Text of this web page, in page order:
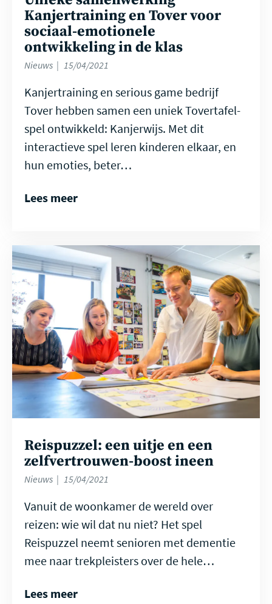
Kanjertraining en Tover voor
sociaal-emotionele
ontwikkeling in de klas
Nieuws 15/04/2021
Kanjertraining en serious game bedrijf
Tover hebben samen een uniek Tovertafel-
spel ontwikkeld: Kanjerwijs. Met dit
interactieve spel leren kinderen elkaar, en
hun emoties, beter…
Lees meer
Reispuzzel: een uitje en een
zelfvertrouwen-boost ineen
Nieuws 15/04/2021
Vanuit de woonkamer de wereld over
reizen: wie wil dat nu niet? Het spel
Reispuzzel neemt senioren met dementie
mee naar trekpleisters over de hele…
Lees meer
Lees
meer